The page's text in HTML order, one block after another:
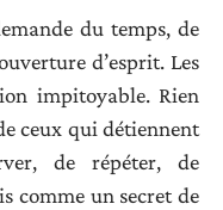
du temps, de
d’esprit. Les
impitoyable. Rien
ceux qui détiennent
de répéter, de
comme un secret de